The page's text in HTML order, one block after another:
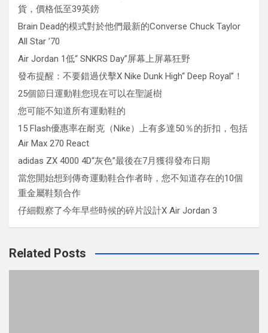
貨，價格低至39英鎊
Brain Dead的模式對於他們最新的Converse Chuck Taylor
All Star ’70
Air Jordan 1低“ SNKRS Day”屏幕上屏幕狂野
發布提醒：不要錯過伏擊X Nike Dunk High“ Deep Royal”！
25個節日運動鞋您現在可以在聖誕樹
您可能不知道所有運動鞋的
15 Flash優惠率在耐克（Nike）上有多達50％的折扣，包括
Air Max 270 React
adidas ZX 4000 4D“灰色”最後在7月獲得發布日期
當您開始想到傳奇運動鞋合作者時，您不知道存在的10個
重金屬鞋類合作
仔細觀察了今年早些時候的碎片設計X Air Jordan 3
Related Posts